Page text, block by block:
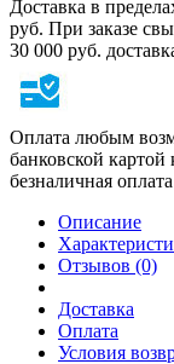
Доставка в
руб. При заказе
30 000 руб.
Оплата любым
банковской картой
безналичная
Описание
Отзывов (0)
Доставка
Оплата
Условия